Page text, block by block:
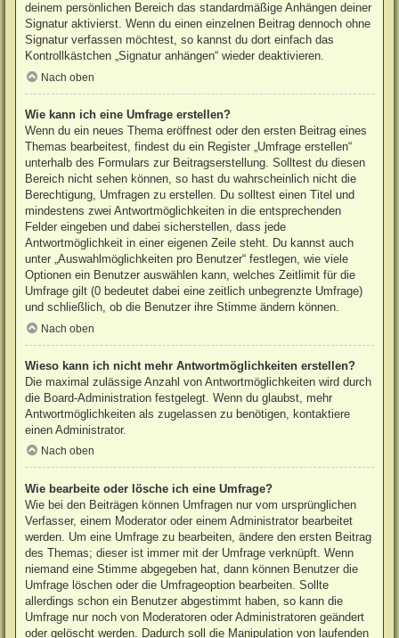
deinem persönlichen Bereich das standardmäßige Anhängen deiner
Signatur aktivierst. Wenn du einen einzelnen Beitrag dennoch ohne
Signatur verfassen möchtest, so kannst du dort einfach das
Kontrollkästchen „Signatur anhängen“ wieder deaktivieren.
Nach oben
Wie kann ich eine Umfrage erstellen?
Wenn du ein neues Thema eröffnest oder den ersten Beitrag eines
Themas bearbeitest, findest du ein Register „Umfrage erstellen“
unterhalb des Formulars zur Beitragserstellung. Solltest du diesen
Bereich nicht sehen können, so hast du wahrscheinlich nicht die
Berechtigung, Umfragen zu erstellen. Du solltest einen Titel und
mindestens zwei Antwortmöglichkeiten in die entsprechenden
Felder eingeben und dabei sicherstellen, dass jede
Antwortmöglichkeit in einer eigenen Zeile steht. Du kannst auch
unter „Auswahlmöglichkeiten pro Benutzer“ festlegen, wie viele
Optionen ein Benutzer auswählen kann, welches Zeitlimit für die
Umfrage gilt (0 bedeutet dabei eine zeitlich unbegrenzte Umfrage)
und schließlich, ob die Benutzer ihre Stimme ändern können.
Nach oben
Wieso kann ich nicht mehr Antwortmöglichkeiten erstellen?
Die maximal zulässige Anzahl von Antwortmöglichkeiten wird durch
die Board-Administration festgelegt. Wenn du glaubst, mehr
Antwortmöglichkeiten als zugelassen zu benötigen, kontaktiere
einen Administrator.
Nach oben
Wie bearbeite oder lösche ich eine Umfrage?
Wie bei den Beiträgen können Umfragen nur vom ursprünglichen
Verfasser, einem Moderator oder einem Administrator bearbeitet
werden. Um eine Umfrage zu bearbeiten, ändere den ersten Beitrag
des Themas; dieser ist immer mit der Umfrage verknüpft. Wenn
niemand eine Stimme abgegeben hat, dann können Benutzer die
Umfrage löschen oder die Umfrageoption bearbeiten. Sollte
allerdings schon ein Benutzer abgestimmt haben, so kann die
Umfrage nur noch von Moderatoren oder Administratoren geändert
oder gelöscht werden. Dadurch soll die Manipulation von laufenden